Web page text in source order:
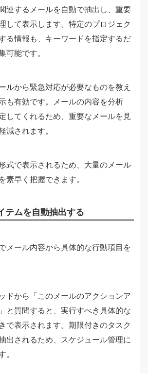
連するメールを自動で抽出し、重要
して表示します。特定のプロジェク
る情報も、キーワードを指定するだ
可能です。
ルから緊急対応が必要なものを教え
も有効です。メールの内容を分析
してくれるため、重要なメールを見
減されます。
式で表示されるため、大量のメール
素早く把握できます。
テムを自動抽出する
メール内容から具体的な行動項目を
ドから「このメールのアクションア
と質問すると、実行すべき具体的な
で表示されます。期限付きのタスク
出されるため、スケジュール管理に
。